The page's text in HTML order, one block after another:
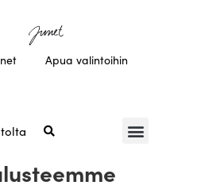
Apua valintoihin